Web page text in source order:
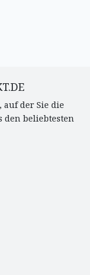
auf der Sie die
den beliebtesten